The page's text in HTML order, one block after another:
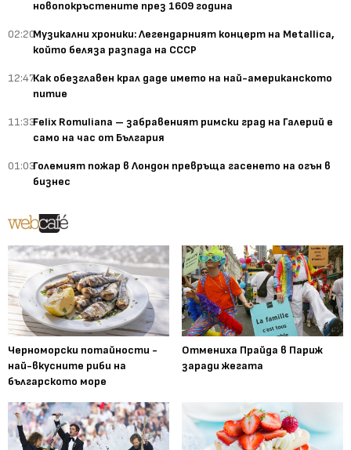
новопокръстените през 1609 година
02:20Музикални хроники: Легендарният концерт на Metallica,
който беляза разпада на СССР
12:47Как обезглавен крал даде името на най-американското
питие
11:33Felix Romuliana – забравеният римски град на Галерий е
само на час от България
01:03Големият пожар в Лондон превръща гасенето на огън в
бизнес
Черноморски потайности -
най-вкусните риби на
българското море
Отмениха Прайда в Париж
заради жегата